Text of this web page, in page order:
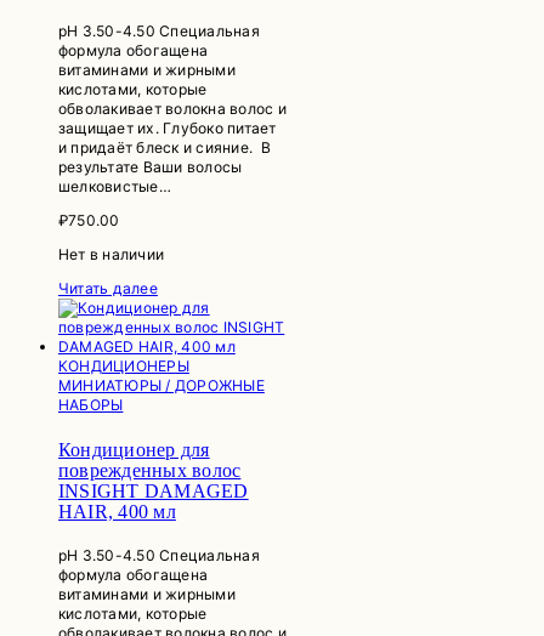
рН 3.50-4.50 Специальная
формула обогащена
витаминами и жирными
кислотами, которые
обволакивает волокна волос и
защищает их. Глубоко питает
и придаёт блеск и сияние. В
результате Ваши волосы
шелковистые…
₽750.00
Нет в наличии
Читать далее
КОНДИЦИОНЕРЫ
МИНИАТЮРЫ / ДОРОЖНЫЕ
НАБОРЫ
Кондиционер для
поврежденных волос
INSIGHT DAMAGED
HAIR, 400 мл
рН 3.50-4.50 Специальная
формула обогащена
витаминами и жирными
кислотами, которые